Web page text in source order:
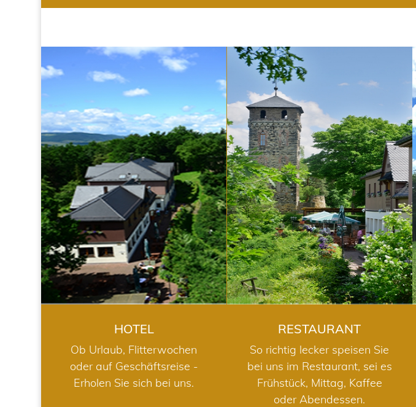
HOTEL
HOTEL
Ob Urlaub, Flitterwochen
oder auf Geschäftsreise -
Erholen Sie sich bei uns.
RESTAURANT
RESTAURANT
So richtig lecker speisen Sie
bei uns im Restaurant, sei es
Frühstück, Mittag, Kaffee
oder Abendessen.